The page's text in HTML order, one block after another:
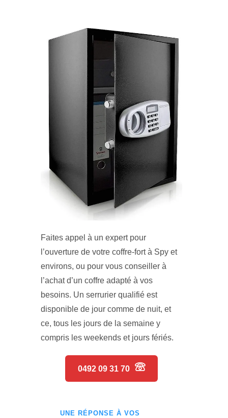
Faites appel à un expert pour
l’ouverture de votre coffre-fort à Spy et
environs, ou pour vous conseiller à
l’achat d’un coffre adapté à vos
besoins. Un serrurier qualifié est
disponible de jour comme de nuit, et
ce, tous les jours de la semaine y
compris les weekends et jours fériés.
0492 09 31 70
UNE RÉPONSE À VOS